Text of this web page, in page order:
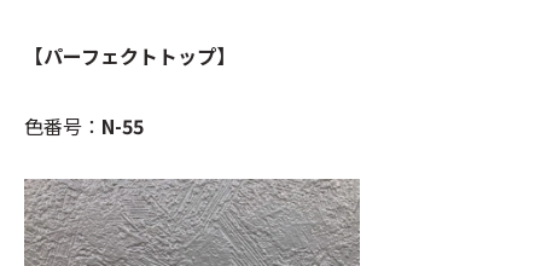
【パーフェクトトップ】
色番号： N-55